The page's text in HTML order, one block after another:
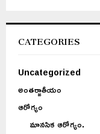
CATEGORIES
Uncategorized
అంతర్జాతీయం
ఆరోగ్యం
మానసిక ఆరోగ్యం.